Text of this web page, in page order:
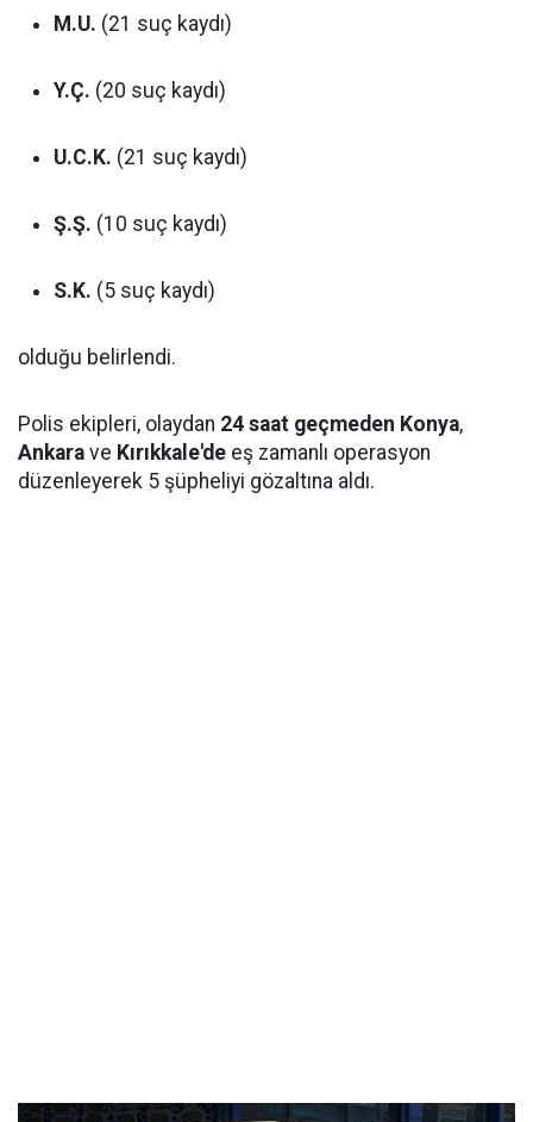
M.U. (21 suç kaydı)
Y.Ç. (20 suç kaydı)
U.C.K. (21 suç kaydı)
Ş.Ş. (10 suç kaydı)
S.K. (5 suç kaydı)
olduğu belirlendi.
Polis ekipleri, olaydan 24 saat geçmeden Konya,
Ankara ve Kırıkkale'de eş zamanlı operasyon
düzenleyerek 5 şüpheliyi gözaltına aldı.